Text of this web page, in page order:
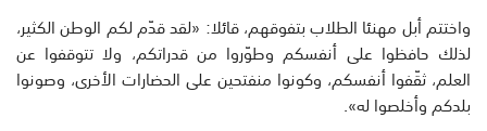
واختتم أبل مهنئا الطلاب بتفوقهم، قائلا: «لقد قدّم لكم الوطن الكثير،
لذلك حافظوا على أنفسكم وطوّروا من قدراتكم، ولا تتوقفوا عن
العلم، ثقّفوا أنفسكم، وكونوا منفتحين على الحضارات الأخرى، وصونوا
بلدكم وأخلصوا له».